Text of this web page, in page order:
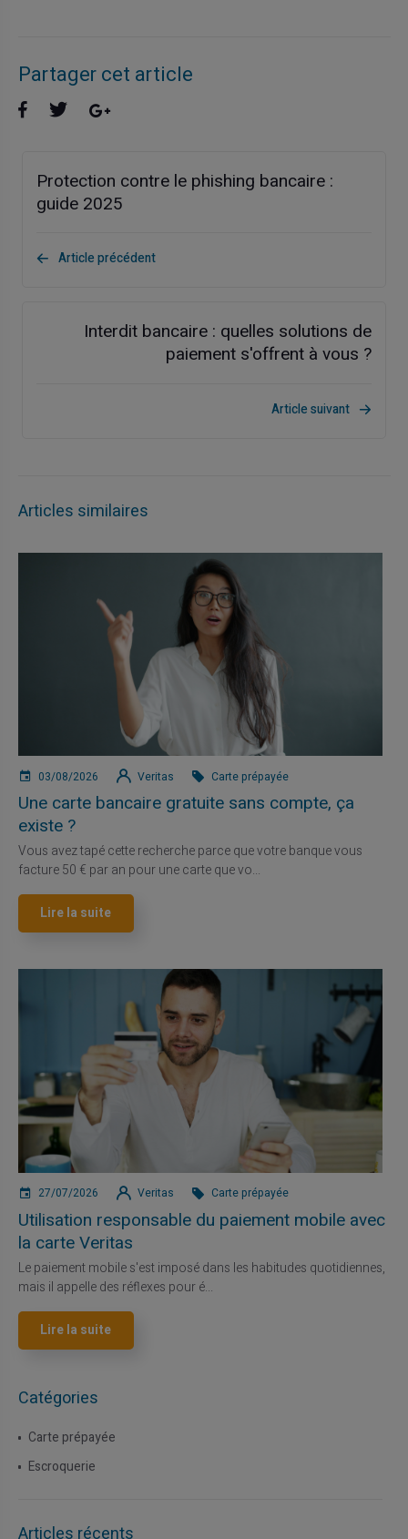
Partager cet article
Protection contre le phishing bancaire :
guide 2025
Article précédent
Interdit bancaire : quelles solutions de
paiement s'offrent à vous ?
Article suivant
Articles similaires
03/08/2026 Veritas Carte prépayée
Une carte bancaire gratuite sans compte, ça
existe ?
Vous avez tapé cette recherche parce que votre banque vous
facture 50 € par an pour une carte que vo...
Lire la suite
27/07/2026 Veritas Carte prépayée
Utilisation responsable du paiement mobile avec
la carte Veritas
Le paiement mobile s'est imposé dans les habitudes quotidiennes,
mais il appelle des réflexes pour é...
Lire la suite
Catégories
Carte prépayée
Escroquerie